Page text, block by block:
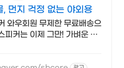
, 먼지 걱정 없는 야외용
와우회원 무제한 무료배송으
피커는 이제 그만! 가벼운 미